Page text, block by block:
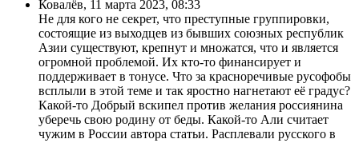
Ковалёв, 11 марта 2023, 08:33
Не для кого не секрет, что преступные группировки,
состоящие из выходцев из бывших союзных республик
Азии существуют, крепнут и множатся, что и является
огромной проблемой. Их кто-то финансирует и
поддерживает в тонусе. Что за красноречивые русофобы
всплыли в этой теме и так яростно нагнетают её градус?
Какой-то Добрый вскипел против желания россиянина
уберечь свою родину от беды. Какой-то Али считает
чужим в России автора статьи. Расплевали русского в